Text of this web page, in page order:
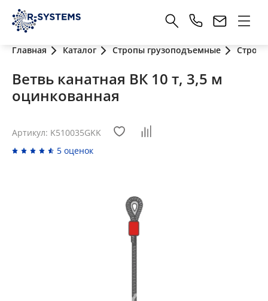
Главная Каталог Стропы грузоподъемные
Ветвь канатная ВК 10 т, 3,5 м
оцинкованная
Артикул: K510035GKK
5 оценок